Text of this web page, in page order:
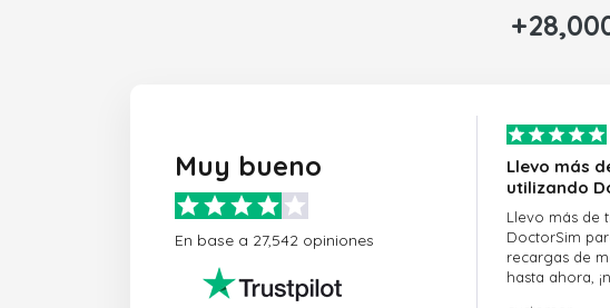
Muy bueno
En base a 27,542 opiniones
Llevo más
utilizando
Llevo más de
DoctorSim
recargas de
hasta ahora,